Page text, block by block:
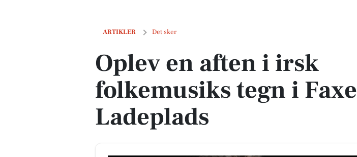
ARTIKLER Det sker
Oplev en aften i irsk folkemusiks tegn i Faxe Ladeplads
Oplev en aften i irsk
folkemusiks tegn i Faxe
Ladeplads